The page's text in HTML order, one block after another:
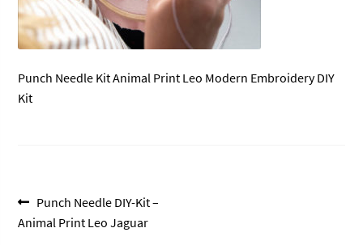
Punch Needle Kit Animal Print Leo Modern Embroidery DIY
Kit
Beitragsnavigation
Vorheriger
Beitrag:
Punch Needle DIY-Kit –
Animal Print Leo Jaguar